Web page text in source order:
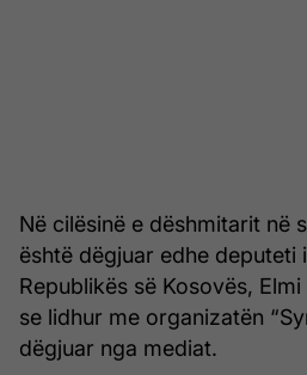
Në cilësinë e dëshmitarit në
është dëgjuar edhe deputeti
Republikës së Kosovës,
se lidhur me organizatën
dëgjuar nga mediat.